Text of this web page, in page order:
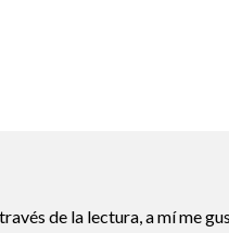
de la lectura, a mí me